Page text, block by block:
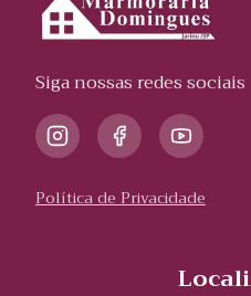
Siga nossas redes sociais
Política de Privacidade